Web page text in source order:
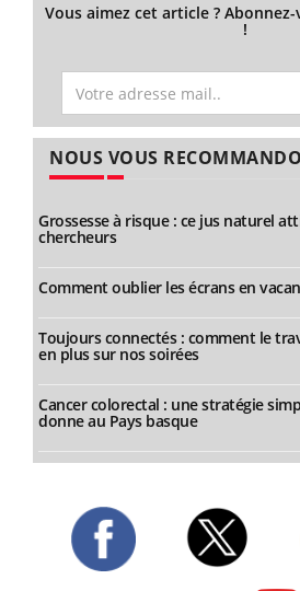
Vous aimez cet article ?
!
NOUS VOUS
Grossesse à risque : ce jus naturel
chercheurs
Comment oublier les écrans en
Toujours connectés : comment le
en plus sur nos soirées
Cancer colorectal : une stratégie
donne au Pays basque